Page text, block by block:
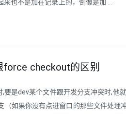
也不是加在记录上的，倒像是加 ...
checkout的区别
,要是dev某个文件跟开发分支冲突时,
（如果你没有点进窗口的那些文件处